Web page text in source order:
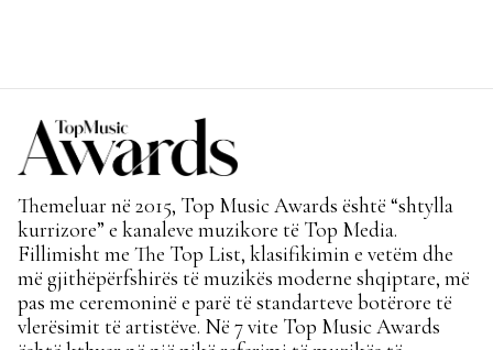
Themeluar në 2015, Top Music Awards është “shtylla
kurrizore” e kanaleve muzikore të Top Media.
Fillimisht me The Top List, klasifikimin e vetëm dhe
më gjithëpërfshirës të muzikës moderne shqiptare, më
pas me ceremoninë e parë të standarteve botërore të
vlerësimit të artistëve. Në 7 vite Top Music Awards